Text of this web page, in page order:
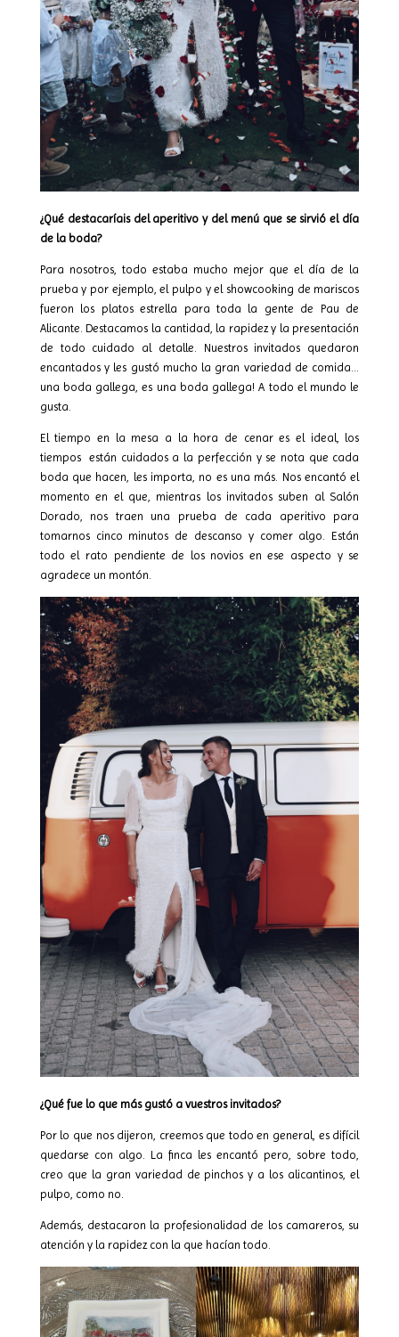
¿Qué destacaríais del aperitivo y del menú que se sirvió el día
de la boda?
Para nosotros, todo estaba mucho mejor que el día de la
prueba y por ejemplo, el pulpo y el showcooking de mariscos
fueron los platos estrella para toda la gente de Pau de
Alicante. Destacamos la cantidad, la rapidez y la presentación
de todo cuidado al detalle. Nuestros invitados quedaron
encantados y les gustó mucho la gran variedad de comida…
una boda gallega, es una boda gallega! A todo el mundo le
gusta.
El tiempo en la mesa a la hora de cenar es el ideal, los
tiempos
están cuidados a la perfección y se nota que cada
boda que hacen, les importa, no es una más. Nos encantó el
momento en el que, mientras los invitados suben al Salón
Dorado, nos traen una prueba de cada aperitivo para
tomarnos cinco minutos de descanso y comer algo. Están
todo el rato pendiente de los novios en ese aspecto y se
agradece un montón.
¿Qué fue lo que más gustó a vuestros invitados?
Por lo que nos dijeron, creemos que todo en general, es difícil
quedarse con algo. La finca les encantó pero, sobre todo,
creo que la gran variedad de pinchos y a los alicantinos, el
pulpo, como no.
Además, destacaron la profesionalidad de los camareros, su
atención y la rapidez con la que hacían todo.